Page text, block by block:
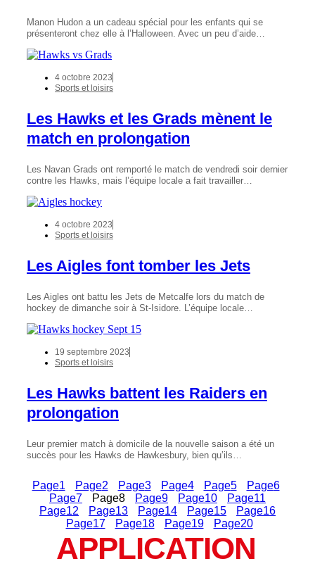
Manon Hudon a un cadeau spécial pour les enfants qui se
présenteront chez elle à l’Halloween. Avec un peu d’aide…
4 octobre 2023
Sports et loisirs
Les Hawks et les Grads mènent le
match en prolongation
Les Navan Grads ont remporté le match de vendredi soir dernier
contre les Hawks, mais l’équipe locale a fait travailler…
4 octobre 2023
Sports et loisirs
Les Aigles font tomber les Jets
Les Aigles ont battu les Jets de Metcalfe lors du match de
hockey de dimanche soir à St-Isidore. L’équipe locale…
19 septembre 2023
Sports et loisirs
Les Hawks battent les Raiders en
prolongation
Leur premier match à domicile de la nouvelle saison a été un
succès pour les Hawks de Hawkesbury, bien qu’ils…
Page1 Page2 Page3 Page4 Page5 Page6
Page7 Page8 Page9 Page10 Page11
Page12 Page13 Page14 Page15 Page16
Page17 Page18 Page19 Page20
APPLICATION